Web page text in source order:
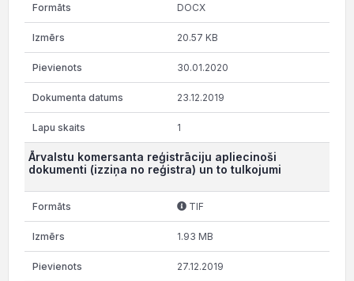
DOCX
20.57 KB
30.01.2020
23.12.2019
1
Ārvalstu komersanta reģistrāciju apliecinoši
dokumenti (izziņa no reģistra) un to tulkojumi
TIF
1.93 MB
27.12.2019